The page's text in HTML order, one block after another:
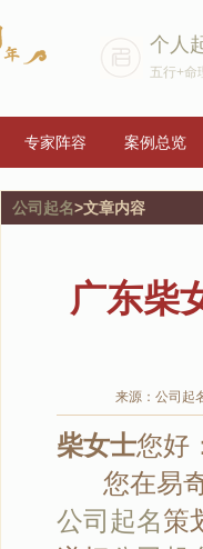
个人
五行+命
专家阵容 案例总览
公司起名>文章内容
广东柴
来源：公司起
柴女士您好
您在易奇
公司起名策